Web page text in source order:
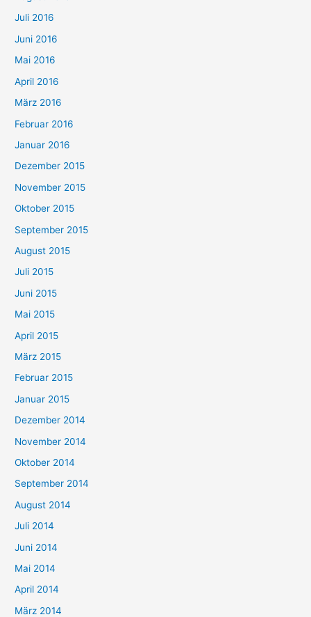
Juli 2016
Juni 2016
Mai 2016
April 2016
März 2016
Februar 2016
Januar 2016
Dezember 2015
November 2015
Oktober 2015
September 2015
August 2015
Juli 2015
Juni 2015
Mai 2015
April 2015
März 2015
Februar 2015
Januar 2015
Dezember 2014
November 2014
Oktober 2014
September 2014
August 2014
Juli 2014
Juni 2014
Mai 2014
April 2014
März 2014